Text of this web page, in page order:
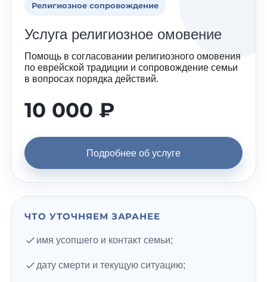
Религиозное сопровождение
Услуга религиозное омовение
Помощь в согласовании религиозного омовения
по еврейской традиции и сопровождение семьи
в вопросах порядка действий.
10 000 ₽
Подробнее об услуге
ЧТО УТОЧНЯЕМ ЗАРАНЕЕ
имя усопшего и контакт семьи;
дату смерти и текущую ситуацию;